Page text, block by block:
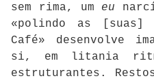
sem rima, um eu
«polindo as [suas]
Café» desenvolve
si, em litania
estruturantes.